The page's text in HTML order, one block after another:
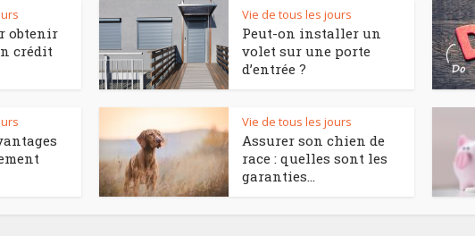
obtenir
crédit
Vie de tous les jours
Peut-on installer un
volet sur une porte
d’entrée ?
Vie de tous les jours
Assurer son chien de
race : quelles sont les
garanties...